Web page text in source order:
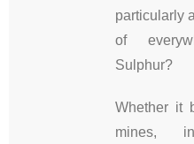
particularly
of
Sulphur?
Whether it
mines,